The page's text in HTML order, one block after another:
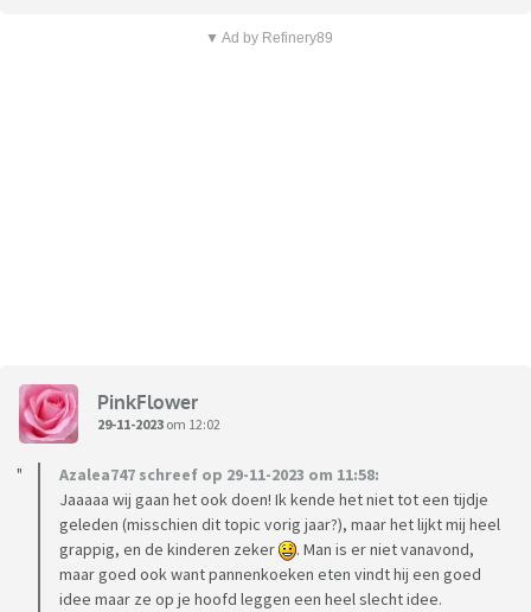
▼ Ad by Refinery89
PinkFlower
29-11-2023 om 12:02
Azalea747 schreef op 29-11-2023 om 11:58:
Jaaaaa wij gaan het ook doen! Ik kende het niet tot een tijdje
geleden (misschien dit topic vorig jaar?), maar het lijkt mij heel
grappig, en de kinderen zeker
. Man is er niet vanavond,
maar goed ook want pannenkoeken eten vindt hij een goed
idee maar ze op je hoofd leggen een heel slecht idee.